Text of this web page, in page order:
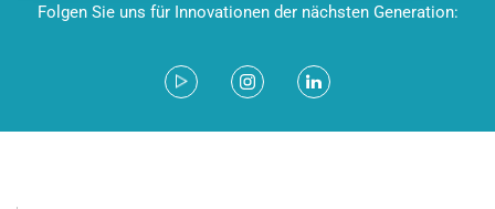
Folgen Sie uns für Innovationen der nächsten Generation: